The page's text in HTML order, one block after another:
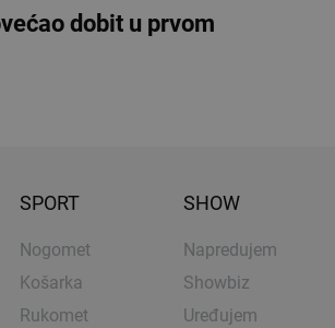
dobit u prvom
SPORT
Nogomet
Košarka
Rukomet
SHOW
Napredujem
Showbiz
Uređujem